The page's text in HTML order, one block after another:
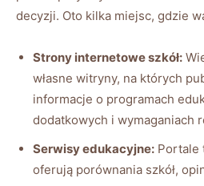
decyzji. Oto kilka miejsc, gdzie
Strony internetowe szkół:
własne witryny, na których
informacje o programach
dodatkowych i wymaganiach
Serwisy edukacyjne: Portale
oferują porównania szkół,